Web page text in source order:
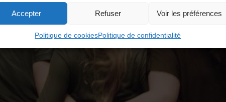
Accepter Refuser Voir les préférences
Politique de cookiesPolitique de confidentialité